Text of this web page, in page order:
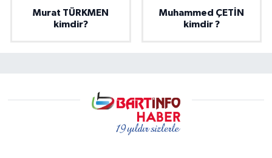
Murat TÜRKMEN
kimdir?
Muhammed ÇETİN
kimdir ?